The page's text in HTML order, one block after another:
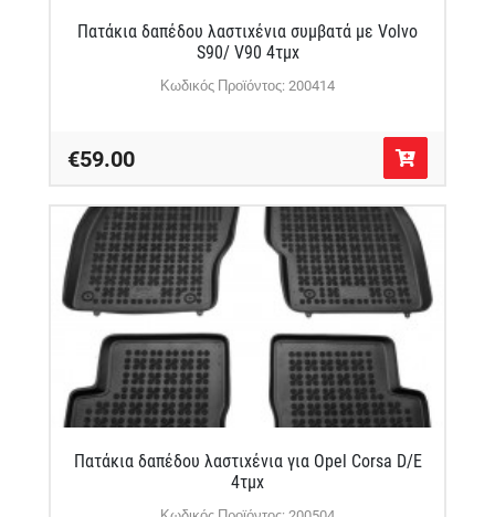
Πατάκια δαπέδου λαστιχένια συμβατά με Volvo
S90/ V90 4τμχ
Κωδικός Προϊόντος: 200414
€59.00
Πατάκια δαπέδου λαστιχένια για Opel Corsa D/E
4τμχ